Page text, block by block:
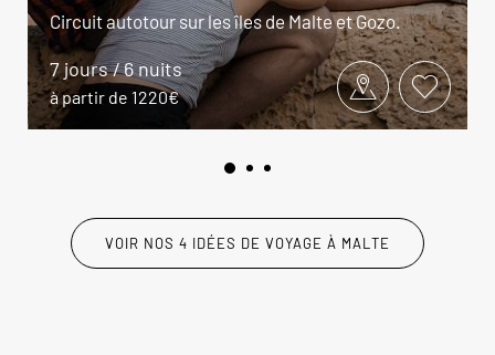
Circuit autotour sur les îles de Malte et Gozo.
7 jours / 6 nuits
à partir de 1220€
VOIR NOS 4 IDÉES DE VOYAGE À MALTE